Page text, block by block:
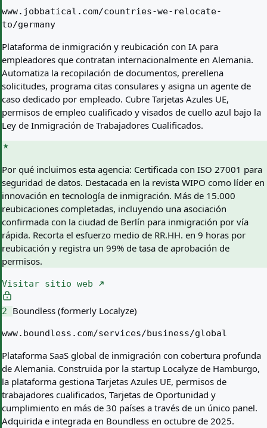
www.jobbatical.com/countries-we-relocate-
to/germany
Plataforma de inmigración y reubicación con IA para
empleadores que contratan internacionalmente en Alemania.
Automatiza la recopilación de documentos, prerellena
solicitudes, programa citas consulares y asigna un agente de
caso dedicado por empleado. Cubre Tarjetas Azules UE,
permisos de empleo cualificado y visados de cuello azul bajo la
Ley de Inmigración de Trabajadores Cualificados.
Por qué incluimos esta agencia: Certificada con ISO 27001 para
seguridad de datos. Destacada en la revista WIPO como líder en
innovación en tecnología de inmigración. Más de 15.000
reubicaciones completadas, incluyendo una asociación
confirmada con la ciudad de Berlín para inmigración por vía
rápida. Recorta el esfuerzo medio de RR.HH. en 9 horas por
reubicación y registra un 99% de tasa de aprobación de
permisos.
Visitar sitio web
2 Boundless (formerly Localyze)
www.boundless.com/services/business/global
Plataforma SaaS global de inmigración con cobertura profunda
de Alemania. Construida por la startup Localyze de Hamburgo,
la plataforma gestiona Tarjetas Azules UE, permisos de
trabajadores cualificados, Tarjetas de Oportunidad y
cumplimiento en más de 30 países a través de un único panel.
Adquirida e integrada en Boundless en octubre de 2025.